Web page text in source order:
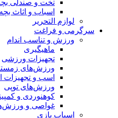
تخت و صندلی
اسباب و اثاث بچه
لوازم التحریر
سرگرمی و فراغت
ورزش و تناسب اندام
ماهیگیری
تجهیزات ورزشی
ورزش‌های
اسب و
ورزش‌های توپی
کوهنوردی و
غواصی و
اسباب‌ بازی